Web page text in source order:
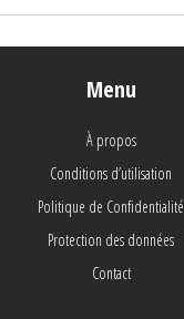
Menu
À propos
Conditions d’utilisation
Politique de Confidentialité
Protection des données
Contact